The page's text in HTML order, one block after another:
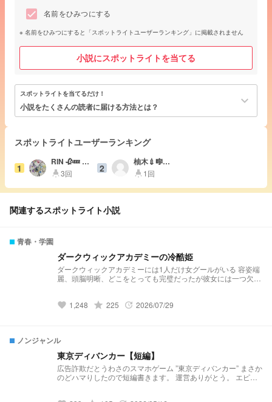
名前をひみつにする
名前をひみつにすると「スポットライトユーザーランキング」に掲載されません
小説にスポットライトを当てる
スポットライトを当てるだけ！
小説をたくさんの読者に届ける方法とは？ keyboard_arrow_down
スポットライトユーザーランキング
1
RIN 🥀💤 や
ばい大学忙
しい
highlight3回 2
柚木💉🎼🥼
フォロバ
120%！
highlight 1回
関連するスポットライト小説
青春・学園
ダークウィックアカデミーの冷酷姫
ダークウィックアカデミーには1人だけ女グールがいる 容姿端
麗、頭脳明晰、どこをとっても完璧だったが彼女には一つ欠点
そんな彼女は… 「ヴ、ヴァイスが帰ってきたああぁぁ！！！
favorite 1,248 grade 225 update 2026/07/29
ノンジャンル
東京ディバンカー【短編】
広告詐欺だとうわさのスマホゲーム ”東京ディバンカー” まさか
のどハマりしたので短編書きます。 運営ありがとう。 エピ良